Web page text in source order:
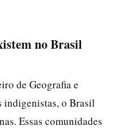
no Brasil
de Geografia e
indigenistas, o Brasil
Essas comunidades